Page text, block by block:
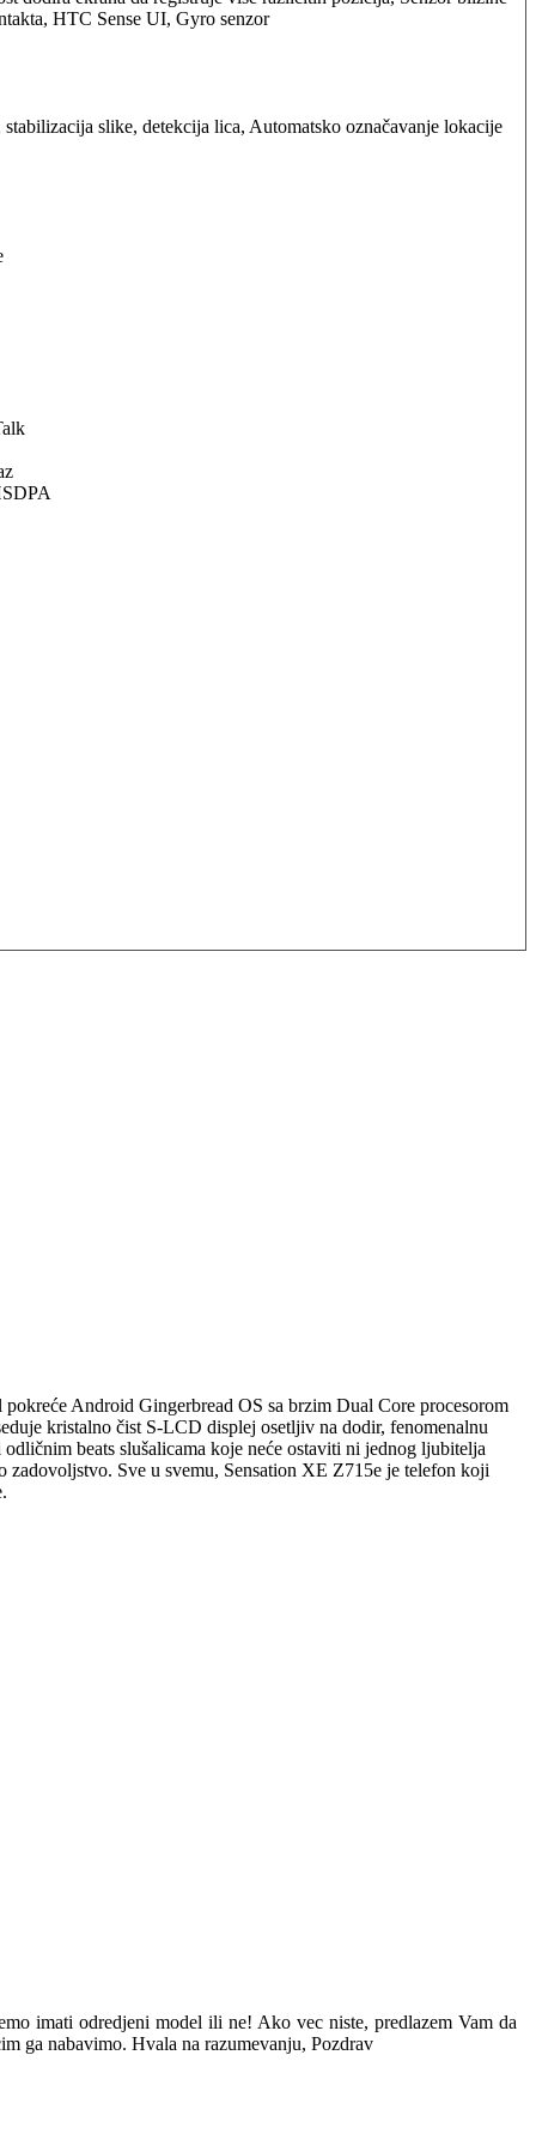
HTC Sense UI, Gyro senzor
slike, detekcija lica, Automatsko označavanje lokacije
Android Gingerbread OS sa brzim Dual Core procesorom
kristalno čist S-LCD displej osetljiv na dodir, fenomenalnu
beats slušalicama koje neće ostaviti ni jednog ljubitelja
Sve u svemu, Sensation XE Z715e je telefon koji
imati odredjeni model ili ne! Ako vec niste, predlazem Vam da
ga nabavimo. Hvala na razumevanju, Pozdrav